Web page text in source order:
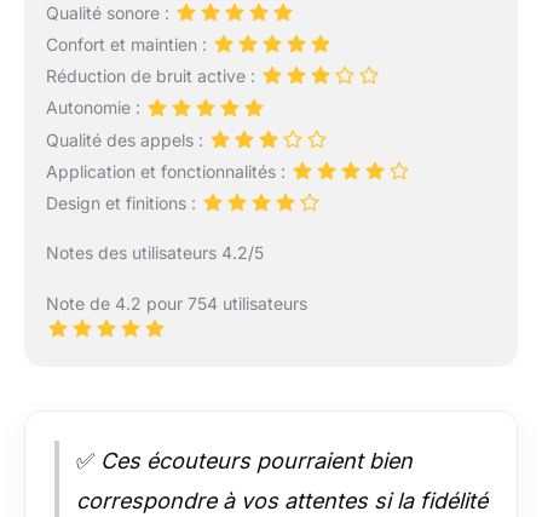
Qualité sonore :
Confort et maintien :
Réduction de bruit active :
Autonomie :
Qualité des appels :
Application et fonctionnalités :
Design et finitions :
Notes des utilisateurs 4.2/5
Note de 4.2 pour 754 utilisateurs
✅ Ces écouteurs pourraient bien
correspondre à vos attentes si la fidélité